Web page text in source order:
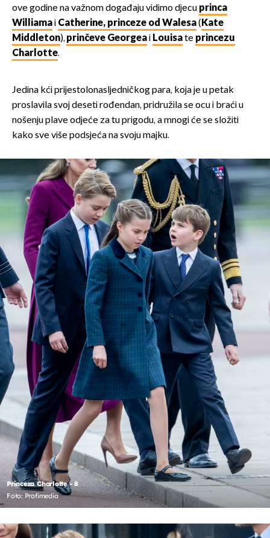
ove godine na važnom događaju vidimo djecu princa
Williamai Catherine, princeze od Walesa(Kate
Middleton),prinčeve Georgeai Louisate princezu
Charlotte.
Jedina kći prijestolonasljedničkog para, koja je u petak
proslavila svoj deseti rođendan, pridružila se ocu i braći u
nošenju plave odjeće za tu prigodu, a mnogi će se složiti
kako sve više podsjeća na svoju majku.
Princeza Charlotte - 8
Foto: Profimedia